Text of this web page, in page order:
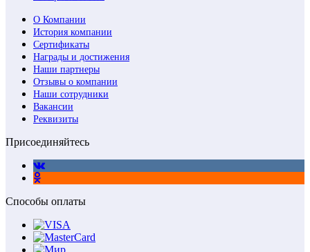
О Компании
История компании
Сертификаты
Награды и достижения
Наши партнеры
Отзывы о компании
Наши сотрудники
Вакансии
Реквизиты
Присоединяйтесь
Способы оплаты